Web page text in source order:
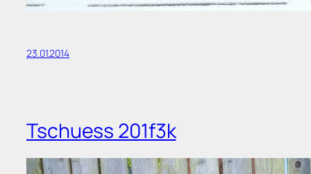
23.01.2014
Tschuess 201f3k